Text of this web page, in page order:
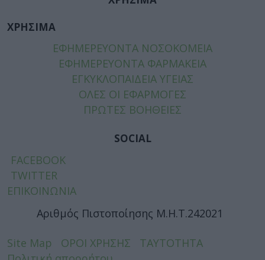
ΧΡΗΣΙΜΑ
ΕΦΗΜΕΡΕΥΟΝΤΑ ΝΟΣΟΚΟΜΕΙΑ
ΕΦΗΜΕΡΕΥΟΝΤΑ ΦΑΡΜΑΚΕΙΑ
ΕΓΚΥΚΛΟΠΑΙΔΕΙΑ ΥΓΕΙΑΣ
ΟΛΕΣ ΟΙ ΕΦΑΡΜΟΓΕΣ
ΠΡΩΤΕΣ ΒΟΗΘΕΙΕΣ
SOCIAL
FACEBOOK
TWITTER
ΕΠΙΚΟΙΝΩΝΙΑ
Αριθμός Πιστοποίησης Μ.Η.Τ.242021
Site Map ΟΡΟΙ ΧΡΗΣΗΣ
ΤΑΥΤΟΤΗΤΑ